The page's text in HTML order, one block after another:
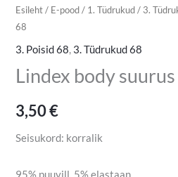
Esileht/ E-pood/ 1. Tüdrukud/ 3.
68
3. Poisid 68, 3. Tüdrukud 68
Lindex body
3,50€
Seisukord: korralik
95% puuvill, 5% elastaan